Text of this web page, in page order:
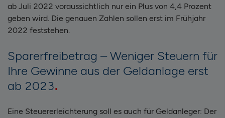
ab Juli 2022 voraussichtlich nur ein Plus von 4,4 Prozent
geben wird. Die genauen Zahlen sollen erst im Frühjahr
2022 feststehen.
Sparerfreibetrag – Weniger Steuern für
Ihre Gewinne aus der Geldanlage erst
ab 2023
Eine Steuererleichterung soll es auch für Geldanleger: Der